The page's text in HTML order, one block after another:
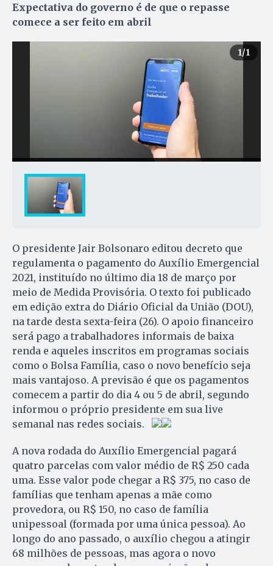
Expectativa do governo é de que o repasse
comece a ser feito em abril
1/1
O presidente Jair Bolsonaro editou decreto que
regulamenta o pagamento do Auxílio Emergencial
2021, instituído no último dia 18 de março por
meio de Medida Provisória. O texto foi publicado
em edição extra do Diário Oficial da União (DOU),
na tarde desta sexta-feira (26). O apoio financeiro
será pago a trabalhadores informais de baixa
renda e aqueles inscritos em programas sociais
como o Bolsa Família, caso o novo benefício seja
mais vantajoso. A previsão é que os pagamentos
comecem a partir do dia 4 ou 5 de abril, segundo
informou o próprio presidente em sua live
semanal nas redes sociais.
A nova rodada do Auxílio Emergencial pagará
quatro parcelas com valor médio de R$ 250 cada
uma. Esse valor pode chegar a R$ 375, no caso de
famílias que tenham apenas a mãe como
provedora, ou R$ 150, no caso de família
unipessoal (formada por uma única pessoa). Ao
longo do ano passado, o auxílio chegou a atingir
68 milhões de pessoas, mas agora o novo